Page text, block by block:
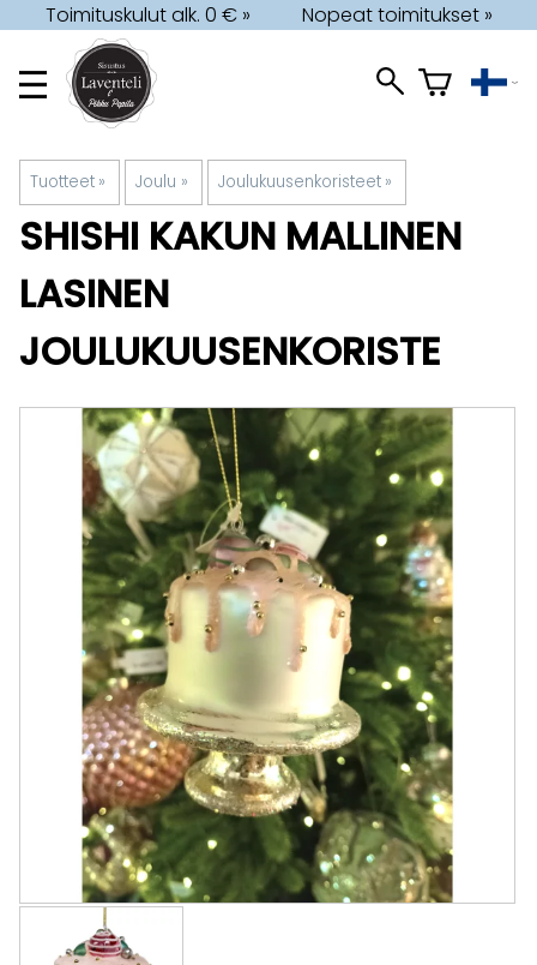
Toimituskulut alk. 0 € » Nopeat toimitukset »
Tuotteet ‪» Joulu ‪» Joulukuusenkoristeet ‪»
SHISHI KAKUN MALLINEN
LASINEN
JOULUKUUSENKORISTE